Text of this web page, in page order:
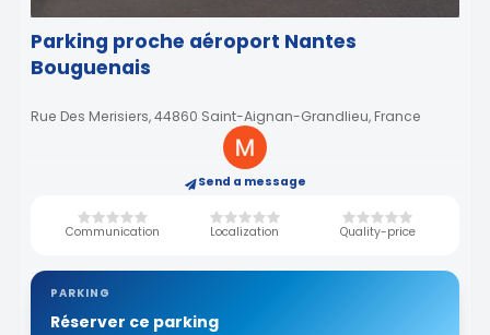
Parking proche aéroport Nantes
Bouguenais
Rue Des Merisiers, 44860 Saint-Aignan-Grandlieu, France
Send a message
Communication Localization Quality-price
PARKING
Réserver ce parking